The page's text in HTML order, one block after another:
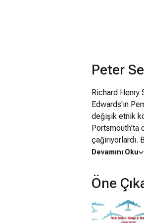
Peter
Richard Henry
Edwards'ın
değişik etnik
Portsmouth'ta
verdi. Ailesi
Okuldan arta
Southsea'deki
devam
grubunda
Devamını Oku
Öne